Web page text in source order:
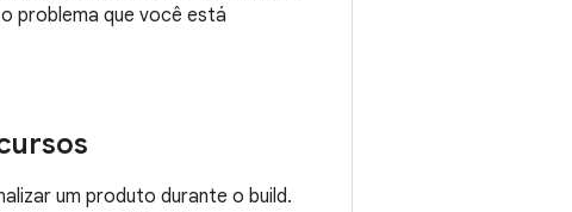
problema que você está
um produto durante o build.